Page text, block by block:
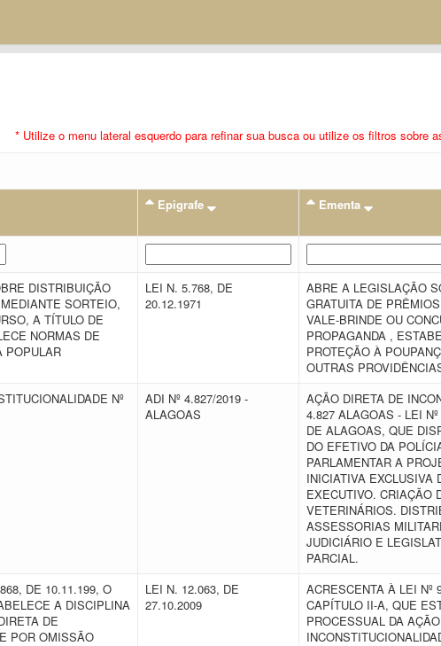
* Utilize o menu lateral esquerdo para refinar sua busca ou utilize os filtros sobre
Epigrafe Ementa
DISTRIBUIÇÃO
SORTEIO,
A TÍTULO DE
NORMAS DE
POPULAR
LEI N. 5.768, DE
20.12.1971
ABRE A LEGISLAÇÃO
GRATUITA DE
VALE-BRINDE OU
PROPAGANDA ,
PROTEÇÃO À
OUTRAS
Nº
ADI Nº 4.827/2019 -
ALAGOAS
AÇÃO DIRETA DE
4.827 ALAGOAS - LEI
DE ALAGOAS, QUE
DO EFETIVO DA
PARLAMENTAR A
INICIATIVA EXCLUSIVA
EXECUTIVO. CRIAÇÃO
VETERINÁRIOS.
ASSESSORIAS
JUDICIÁRIO E
PARCIAL.
DE 10.11.199, O
A DISCIPLINA
DE
POR OMISSÃO
LEI N. 12.063, DE
27.10.2009
ACRESCENTA À LEI Nº
CAPÍTULO II-A, QUE
PROCESSUAL DA